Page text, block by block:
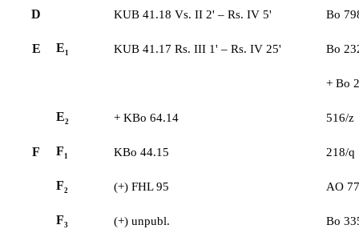
D KUB 41.18 Vs. II 2' – Rs. IV 5' Bo
E E1 KUB 41.17 Rs. III 1' – Rs. IV 25' Bo
+ Bo
E2 + KBo 64.14 516/z
F F1 KBo 44.15 218/q
F2 (+) FHL 95 AO
F3 (+) unpubl. Bo